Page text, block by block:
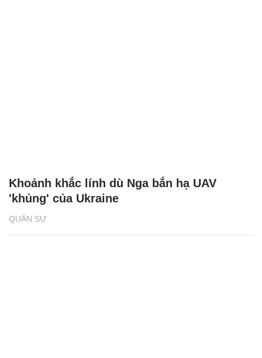
QUÂN SỰ
Khoảnh khắc lính dù Nga bắn hạ UAV
'khủng' của Ukraine